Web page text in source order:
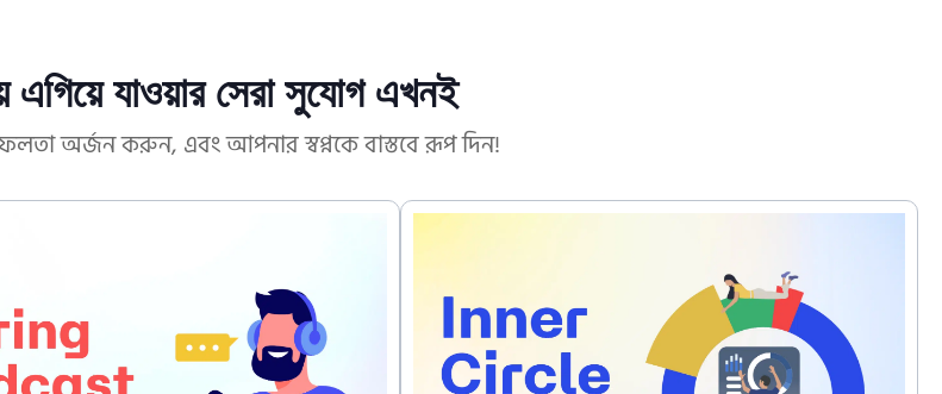
এগিয়ে যাওয়ার সেরা সুযোগ এখনই
অর্জন করুন, এবং আপনার স্বপ্নকে বাস্তবে রূপ দিন!